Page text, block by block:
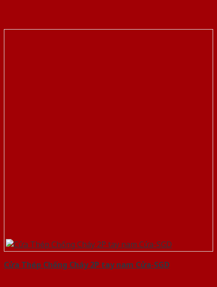
Cửa Thép Chống Cháy 2P tay nam Cửa-SGD